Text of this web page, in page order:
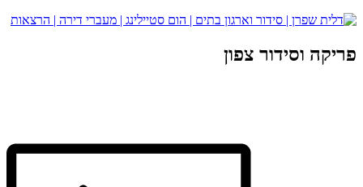
פריקה וסידור צפון